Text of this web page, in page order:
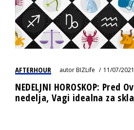
AFTERHOUR autorBIZLife 11/07/
NEDELJNI HOROSKOP: Pred
nedelja, Vagi idealna za